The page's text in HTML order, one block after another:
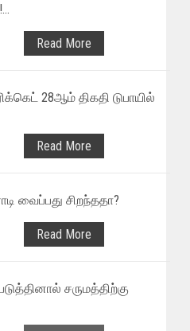
Read More
28ஆம் திகதி டுபாயில்
Read More
வைப்பது சிறந்ததா?
Read More
சருமத்திற்கு